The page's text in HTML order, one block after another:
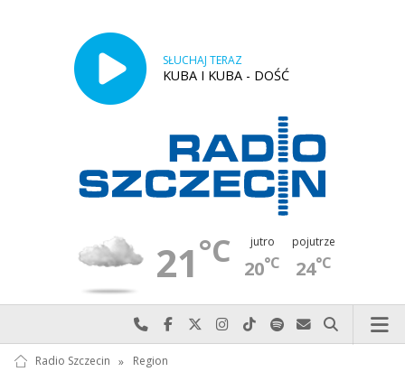
SŁUCHAJ TERAZ
KUBA I KUBA - DOŚĆ
21°C jutro
20°C
pojutrze
24°C
Najlepiej po prostu do nas zadzwoń
Odwiedź nas na Facebook-u
Odwiedź nas na X
Odwiedź nas na Instagram-ie
Odwiedź nas na TikTok-u
Szukaj nas na Spotify
Wyślij do nas
Szukaj
Radio Szczecin » Region